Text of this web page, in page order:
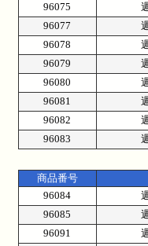
96075
96077
96078
96079
96080
96081
96082
96083
商品番号
96084
96085
96091